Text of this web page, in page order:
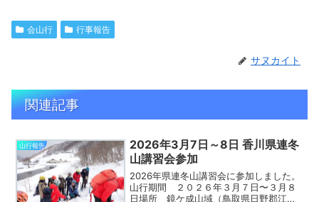
会山行 行事報告
サヌカイト
関連記事
山行報告
2026年3月7日～8日 香川県連冬
山講習会参加
2026年県連冬山講習会に参加しました。
山行期間 ２０２６年３月７日〜３月８
日場所 鏡ケ成山域（鳥取県日野郡江府